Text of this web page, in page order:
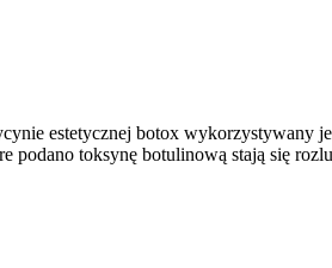
estetycznej botox wykorzystywany
podano toksynę botulinową stają się